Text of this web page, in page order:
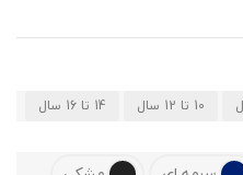
10 تا 12 سال 14 تا 16 سال